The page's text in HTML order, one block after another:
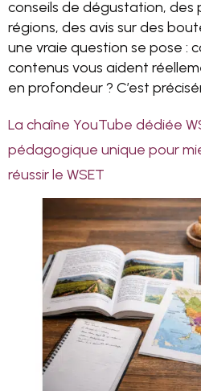
conseils de dégustation, des
régions, des avis sur des
une vraie question se pose :
contenus vous aident
en profondeur ? C’est
La chaîne YouTube dédiée
pédagogique unique pour
réussir le WSET